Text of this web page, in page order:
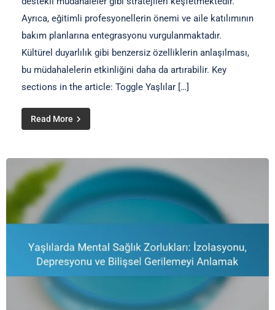
Ayrıca, eğitimli profesyonellerin önemi ve aile katılımının
bakım planlarına entegrasyonu vurgulanmaktadır.
Kültürel duyarlılık gibi benzersiz özelliklerin anlaşılması,
bu müdahalelerin etkinliğini daha da artırabilir. Key
sections in the article: Toggle Yaşlılar […]
Read More